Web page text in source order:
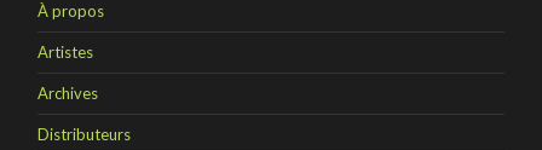
À propos
Artistes
Archives
Distributeurs